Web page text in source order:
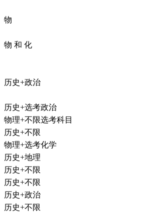
物
物 和 化
历史+政治
历史+选考政治
物理+不限选考科目
历史+不限
物理+选考化学
历史+地理
历史+不限
历史+不限
历史+政治
历史+不限